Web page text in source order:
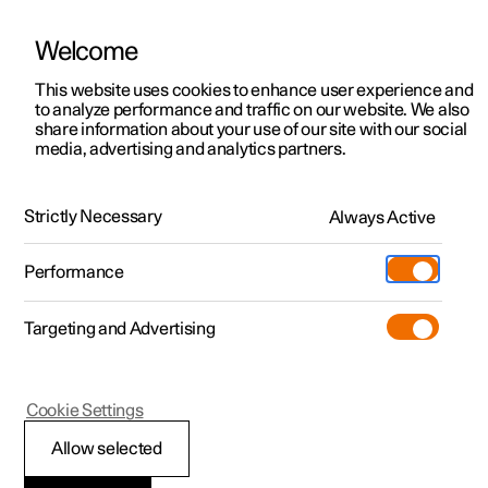
Polestar 2
Polestar 3
Polestar 4
Pre-owned
Shop
Mere
Udforsk Polestar 2
Kampagner
Nye lagerbiler
Prøvetur
Nye lagerbiler
Udforsk Polestar 4
Kampagner
Nye lagerbiler
Pre-owned-programmet
Pre-owned Polestar 2
Kampagner til privatkunder
Tilbud til erhvervskunder
Nye lagerbiler
Byg din bil
Pre-owned
Prøvetur
Extras tilbehør
(Åbner i et nyt vindue)
Experiences
Firmabil
Find os
Servicelokationer
Ejerskab
Opladning
Om Polestar
Bæredygtighed
HåndbogVideogalleriSoftwareopdateringer
Polestar Connect
Polestar Connect
Welcome
This website uses cookies to enhance user experience and
to analyze performance and traffic on our website. We also
share information about your use of our site with our social
media, advertising and analytics partners.
Strictly Necessary Always Active
Performance
Targeting and Advertising
Allow selected
Cookie Settings